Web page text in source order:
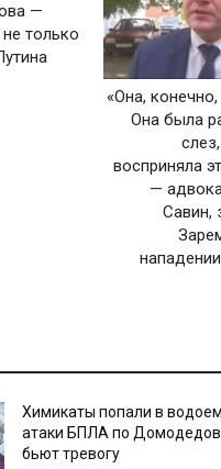
—
только
«Она,
Она была
восприняла
—
Савин,
Химикаты попали в
атаки БПЛА по
бьют тревогу